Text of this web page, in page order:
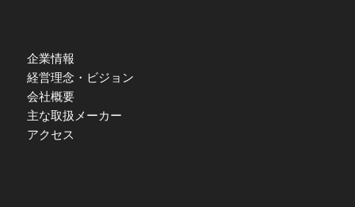
企業情報
経営理念・ビジョン
会社概要
主な取扱メーカー
アクセス